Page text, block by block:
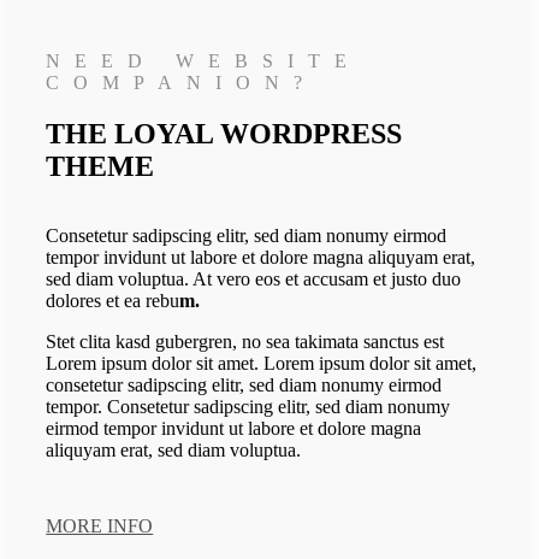
NEED WEBSITE
COMPANION?
THE LOYAL WORDPRESS
THEME
Consetetur sadipscing elitr, sed diam nonumy eirmod
tempor invidunt ut labore et dolore magna aliquyam erat,
sed diam voluptua. At vero eos et accusam et justo duo
dolores et ea rebum.
Stet clita kasd gubergren, no sea takimata sanctus est
Lorem ipsum dolor sit amet. Lorem ipsum dolor sit amet,
consetetur sadipscing elitr, sed diam nonumy eirmod
tempor. Consetetur sadipscing elitr, sed diam nonumy
eirmod tempor invidunt ut labore et dolore magna
aliquyam erat, sed diam voluptua.
MORE INFO